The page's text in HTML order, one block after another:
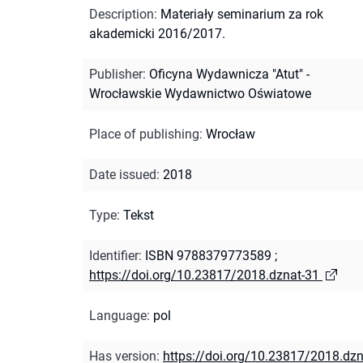
Description: Materiały seminarium za rok
akademicki 2016/2017.
Publisher: Oficyna Wydawnicza "Atut" -
Wrocławskie Wydawnictwo Oświatowe
Place of publishing: Wrocław
Date issued: 2018
Type: Tekst
Identifier: ISBN 9788379773589 ;
https://doi.org/10.23817/2018.dznat-31
Language: pol
Has version: https://doi.org/10.23817/